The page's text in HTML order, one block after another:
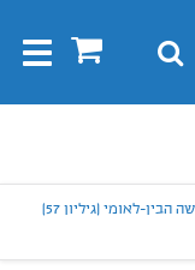
0 חיפוש